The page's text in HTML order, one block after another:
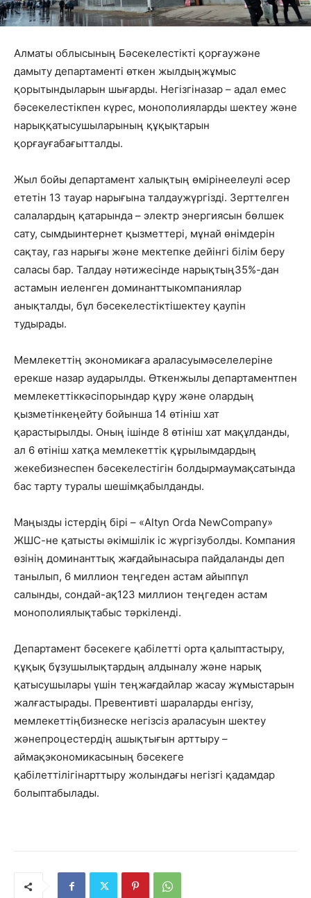
Алматы облысының Бәсекелестікті қорғаужәне
дамыту департаменті өткен жылдыңжұмыс
қорытындыларын шығарды. Негізгіназар – адал емес
бәсекелестікпен күрес, монополияларды шектеу және
нарыққатысушыларының құқықтарын
қорғауғабағытталды.
Жыл бойы департамент халықтың өмірінеелеулі әсер
ететін 13 тауар нарығына талдаужүргізді. Зерттелген
салалардың қатарында – электр энергиясын бөлшек
сату, сымдыинтернет қызметтері, мұнай өнімдерін
сақтау, газ нарығы және мектепке дейінгі білім беру
саласы бар. Талдау нәтижесінде нарықтың35%-дан
астамын иеленген доминанттыкомпаниялар
анықталды, бұл бәсекелестіктішектеу қаупін
тудырады.
Мемлекеттің экономикаға араласуымәселелеріне
ерекше назар аударылды. Өткенжылы департаментпен
мемлекеттіккәсіпорындар құру және олардың
қызметінкеңейту бойынша 14 өтініш хат
қарастырылды. Оның ішінде 8 өтініш хат мақұлданды,
ал 6 өтініш хатқа мемлекеттік құрылымдардың
жекебизнеспен бәсекелестігін болдырмаумақсатында
бас тарту туралы шешімқабылданды.
Маңызды істердің бірі – «Altyn Orda NewCompany»
ЖШС-не қатысты әкімшілік іс жүргізуболды. Компания
өзінің доминанттық жағдайынасыра пайдаланды деп
танылып, 6 миллион теңгеден астам айыппұл
салынды, сондай-ақ123 миллион теңгеден астам
монополиялықтабыс тәркіленді.
Департамент бәсекеге қабілетті орта қалыптастыру,
құқық бұзушылықтардың алдыналу және нарық
қатысушылары үшін теңжағдайлар жасау жұмыстарын
жалғастырады. Превентивті шараларды енгізу,
мемлекеттіңбизнеске негізсіз араласуын шектеу
жәнепроцестердің ашықтығын арттыру –
аймақэкономикасының бәсекеге
қабілеттілігінарттыру жолындағы негізгі қадамдар
болыптабылады.